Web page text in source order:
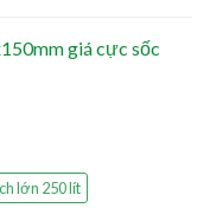
giá cực sốc
lớn 250 lít